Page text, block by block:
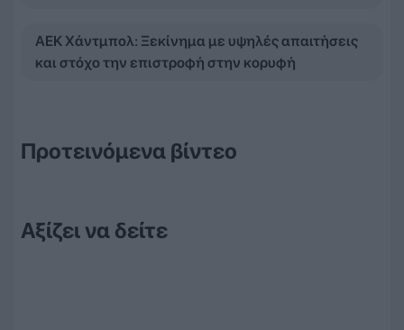
ΑΕΚ Χάντμπολ: Ξεκίνημα με υψηλές απαιτήσεις
και στόχο την επιστροφή στην κορυφή
Προτεινόμενα βίντεο
Αξίζει να δείτε